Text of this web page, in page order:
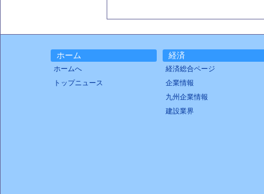
ホーム
ホームへ
トップニュース
経済
経済総合ページ
企業情報
九州企業情報
建設業界